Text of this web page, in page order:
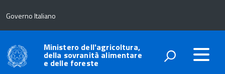
Governo Italiano
Ministero dell'agricoltura,
della sovranità alimentare
e delle foreste